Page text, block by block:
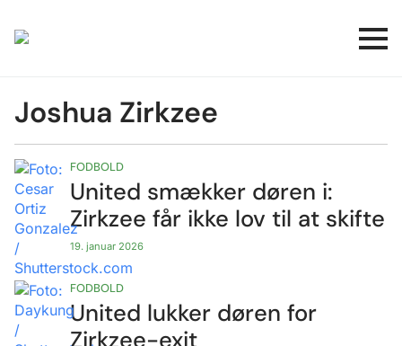
Joshua Zirkzee
United smækker døren i:
Zirkzee får ikke lov til at skifte
19. januar 2026
FODBOLD
United lukker døren for
Zirkzee-exit
FODBOLD